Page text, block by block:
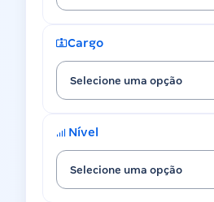
Cargo
Selecione uma opção
Nível
Selecione uma opção